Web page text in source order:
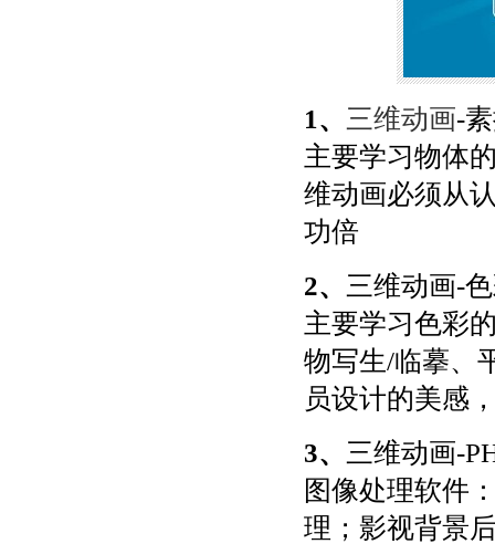
1、 三维动画-
主要学习物体
维动画必须从
功倍
2、 三维动画-
主要学习色彩
物写生/临摹、
员设计的美感
3、 三维动画-
图像处理软件
理；影视背景